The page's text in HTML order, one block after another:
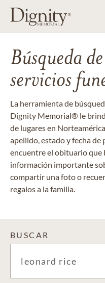
Búsqueda
servicios
La herramienta de
Dignity Memorial® le
de lugares en
apellido, estado y fecha de
encuentre el obituario que
información importante
compartir una foto o
regalos a la familia.
BUSCAR